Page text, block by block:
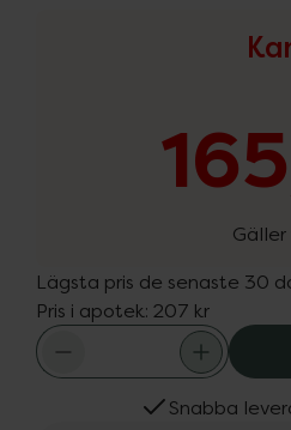
Lägsta pris de senaste 30
Pris i apotek: 207 kr
Snabba